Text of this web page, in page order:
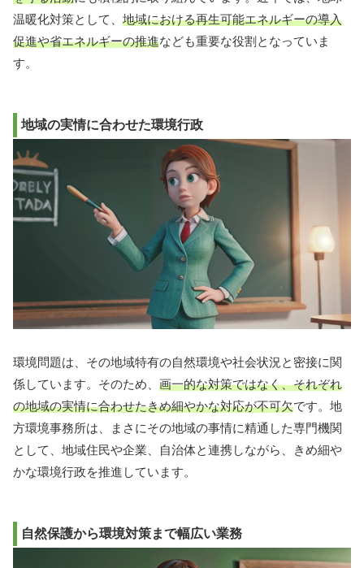
温暖化対策として、 地域における再生可能エネルギーの導入
促進や省エネルギーの推進なども重要な役割となっていま
す。
地域の実情に合わせた環境行政
環境問題は、その地域特有の自然環境や社会状況と密接に関
係しています。そのため、 画一的な対策ではなく、それぞれ
の地域の実情に合わせたきめ細やかな対応が不可欠です。地
方環境事務所は、まさにその地域の事情に精通した専門機関
として、地域住民や企業、自治体と連携しながら、きめ細や
かな環境行政を推進しています。
自然保護から環境対策まで幅広い業務